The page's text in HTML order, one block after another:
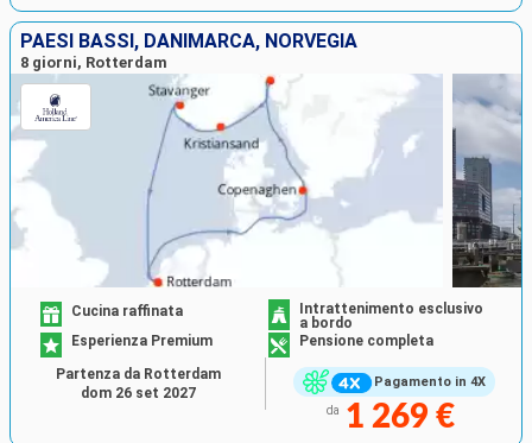
PAESI BASSI, DANIMARCA, NORVEGIA
8 giorni, Rotterdam
Pagamento in 4X
Cucina raffinata
Intrattenimento esclusivo
a bordo
Esperienza Premium
Pensione completa
da 1 269 €
Partenza da Rotterdam
dom 26 set 2027